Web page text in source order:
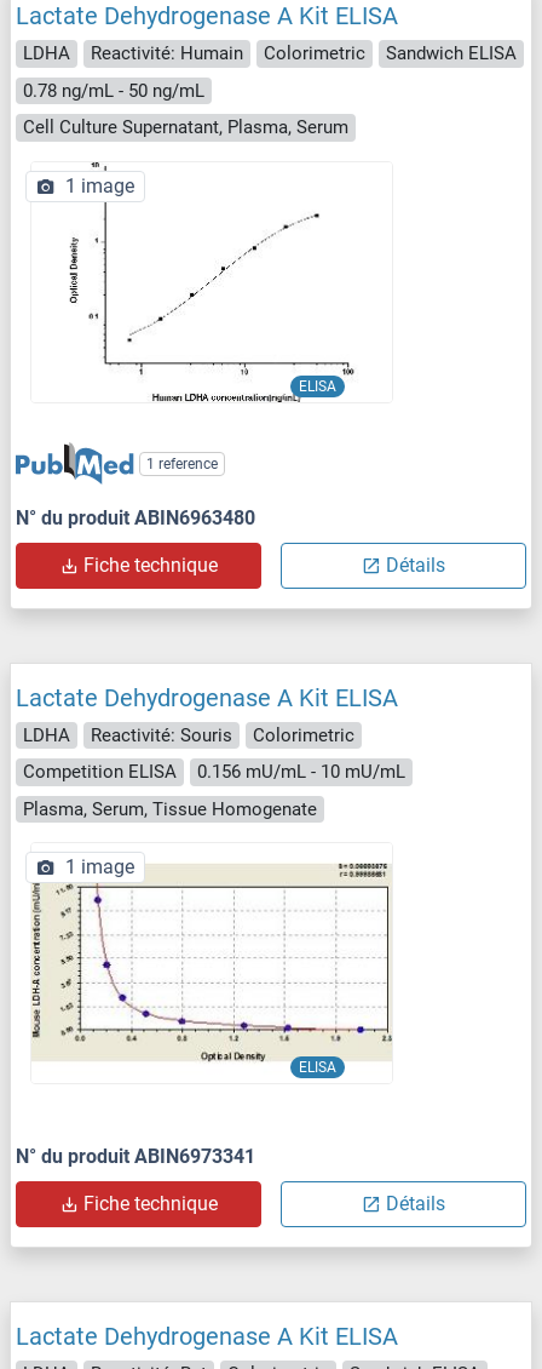
Lactate Dehydrogenase A Kit ELISA
LDHA Reactivité: Humain Colorimetric
Sandwich ELISA
0.78 ng/mL - 50 ng/mL
Cell Culture Supernatant, Plasma, Serum
ELISA
1 image
1 reference
N° du produit ABIN6963480
Fiche technique Détails
Lactate Dehydrogenase A Kit ELISA
LDHA Reactivité: Souris
Colorimetric
Competition ELISA
0.156 mU/mL - 10 mU/mL
Plasma, Serum, Tissue Homogenate
ELISA
1 image
N° du produit ABIN6973341
Fiche technique Détails
Lactate Dehydrogenase A Kit ELISA